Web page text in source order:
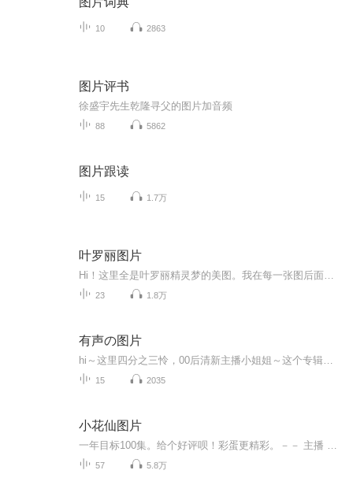
10 2863
图片评书
徐盛宇先生乾隆寻父的图片加音频
88 5862
图片跟读
15 1.7万
叶罗丽图片
23 1.8万
有声の图片
15 2035
小花仙图片
57 5.8万